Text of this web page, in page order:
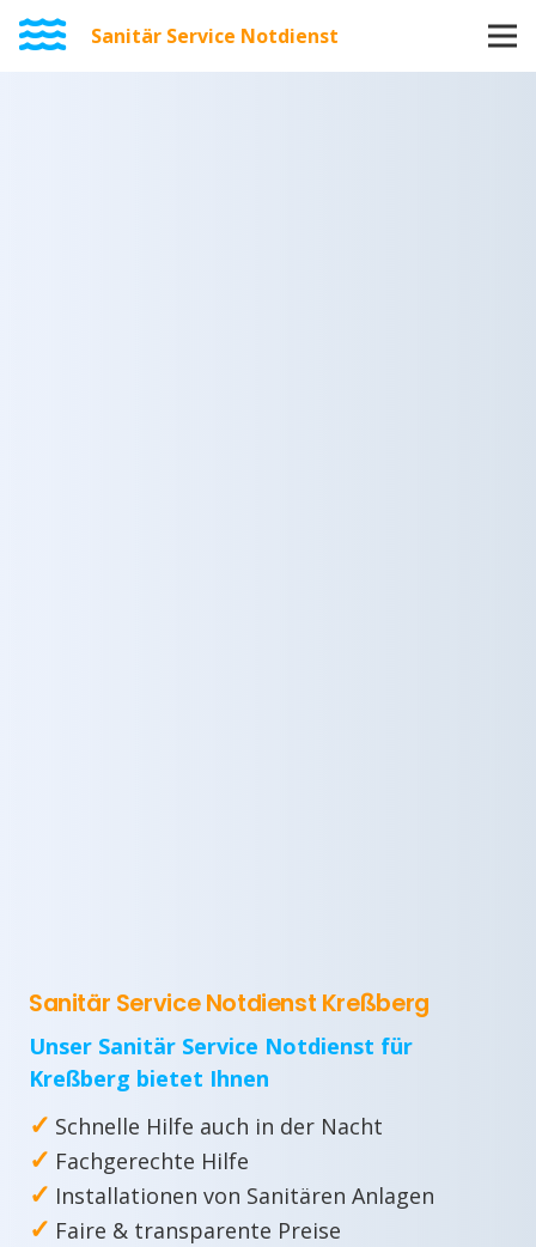
Sanitär Service Notdienst
Sanitär Service Notdienst Kreßberg
Unser Sanitär Service Notdienst für
Kreßberg bietet Ihnen
✓ Schnelle Hilfe auch in der Nacht
✓ Fachgerechte Hilfe
✓ Installationen von Sanitären Anlagen
✓ Faire & transparente Preise